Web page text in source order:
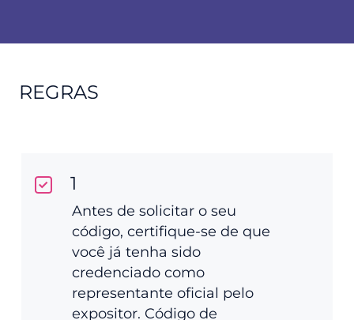
REGRAS
1
Antes de solicitar o seu
código, certifique-se de que
você já tenha sido
credenciado como
representante oficial pelo
expositor. Código de